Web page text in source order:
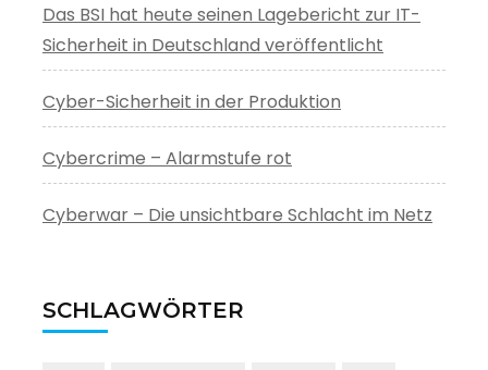
Das BSI hat heute seinen Lagebericht zur IT-
Sicherheit in Deutschland veröffentlicht
Cyber-Sicherheit in der Produktion
Cybercrime – Alarmstufe rot
Cyberwar – Die unsichtbare Schlacht im Netz
SCHLAGWÖRTER